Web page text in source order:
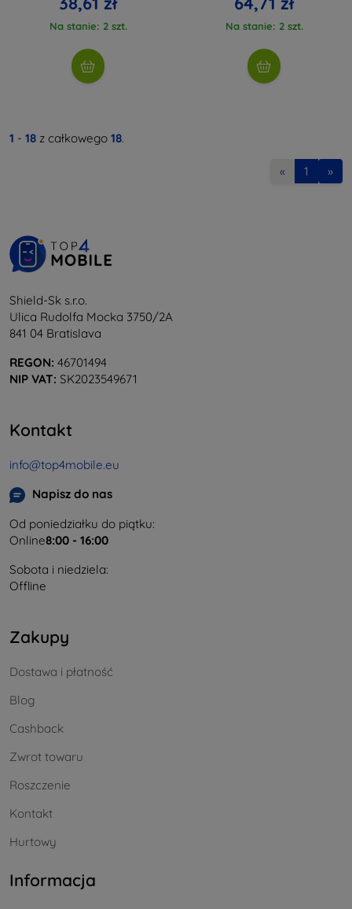
Na stanie: 2 szt. Na stanie: 2 szt.
1 - 18 z całkowego 18.
« 1 »
Shield-Sk s.r.o.
Ulica Rudolfa Mocka 3750/2A
841 04 Bratislava
REGON: 46701494
NIP VAT: SK2023549671
Kontakt
info@top4mobile.eu
Napisz do nas
Od poniedziałku do piątku:
Online8:00 - 16:00
Sobota i niedziela:
Offline
Zakupy
Dostawa i płatność
Blog
Cashback
Zwrot towaru
Roszczenie
Kontakt
Hurtowy
Informacja